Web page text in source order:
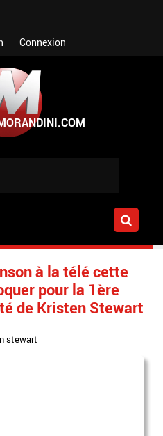
Connexion
à la télé cette
pour la 1ère
de Kristen Stewart
stewart